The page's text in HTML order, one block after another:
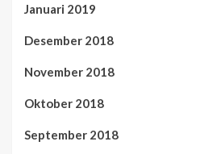
Januari 2019
Desember 2018
November 2018
Oktober 2018
September 2018